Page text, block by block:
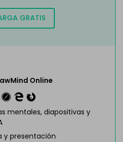
GRATIS
Online
mentales, diapositivas y
y presentación